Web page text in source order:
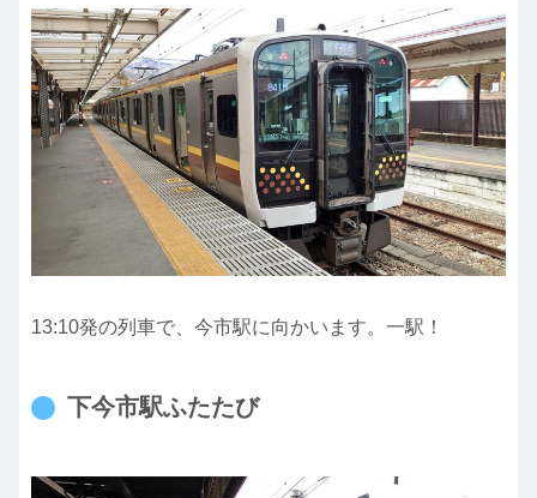
13:10発の列車で、今市駅に向かいます。一駅！
下今市駅ふたたび